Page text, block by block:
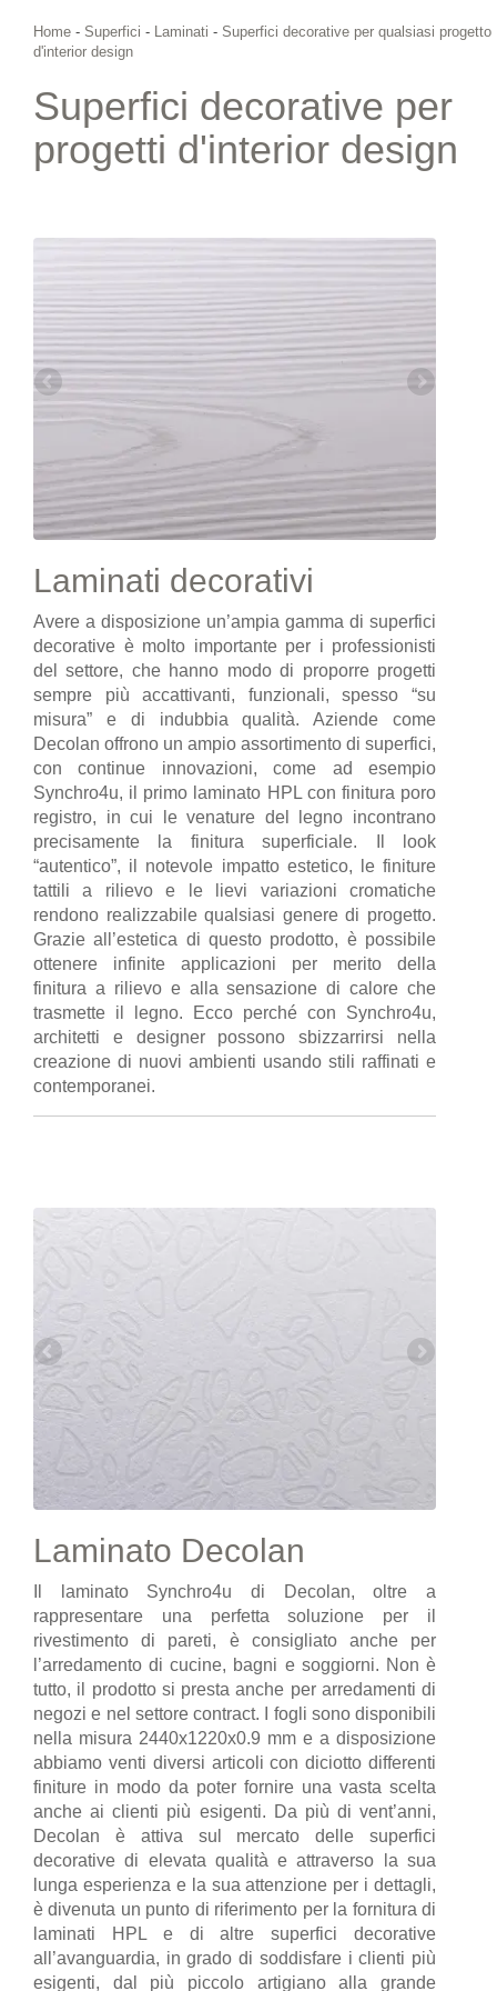
Home - Superfici - Laminati - Superfici decorative per qualsiasi progetto
d'interior design
Superfici decorative per
progetti d'interior design
Laminati decorativi
Avere a disposizione un’ampia gamma di superfici
decorative è molto importante per i professionisti
del settore, che hanno modo di proporre progetti
sempre più accattivanti, funzionali, spesso “su
misura” e di indubbia qualità. Aziende come
Decolan offrono un ampio assortimento di superfici,
con continue innovazioni, come ad esempio
Synchro4u, il primo laminato HPL con finitura poro
registro, in cui le venature del legno incontrano
precisamente la finitura superficiale. Il look
“autentico”, il notevole impatto estetico, le finiture
tattili a rilievo e le lievi variazioni cromatiche
rendono realizzabile qualsiasi genere di progetto.
Grazie all’estetica di questo prodotto, è possibile
ottenere infinite applicazioni per merito della
finitura a rilievo e alla sensazione di calore che
trasmette il legno. Ecco perché con Synchro4u,
architetti e designer possono sbizzarrirsi nella
creazione di nuovi ambienti usando stili raffinati e
contemporanei.
Laminato Decolan
Il laminato Synchro4u di Decolan, oltre a
rappresentare una perfetta soluzione per il
rivestimento di pareti, è consigliato anche per
l’arredamento di cucine, bagni e soggiorni. Non è
tutto, il prodotto si presta anche per arredamenti di
negozi e nel settore contract. I fogli sono disponibili
nella misura 2440x1220x0.9 mm e a disposizione
abbiamo venti diversi articoli con diciotto differenti
finiture in modo da poter fornire una vasta scelta
anche ai clienti più esigenti. Da più di vent’anni,
Decolan è attiva sul mercato delle superfici
decorative di elevata qualità e attraverso la sua
lunga esperienza e la sua attenzione per i dettagli,
è divenuta un punto di riferimento per la fornitura di
laminati HPL e di altre superfici decorative
all’avanguardia, in grado di soddisfare i clienti più
esigenti, dal più piccolo artigiano alla grande